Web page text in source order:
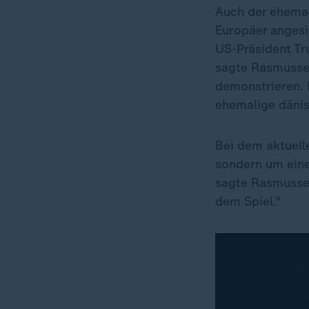
Auch der
Europäer
US-Präsident
sagte
demonstrieren.
ehemalige
Bei dem
sondern um
sagte
dem Spiel."